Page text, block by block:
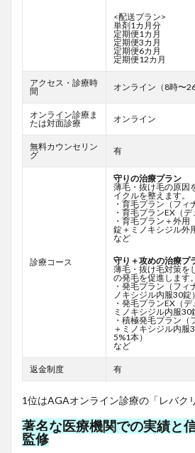
<配送プラン>
単剤1カ月分
定期便1カ月
定期便3カ月
定期便6カ月
定期便12カ月
アクセス・診療時
間
オンライン（8時〜
オンライン診療ま
たは対面診療
オンライン
無料カウンセリン
グ
有
診療コース
守りの治療プラン
薄毛・抜け毛の原因
イクルを整えます。
・育毛プラン（フィ
・育毛プランEX（
・育毛プラン＋外
錠＋ミノキシジル外
など
守り＋攻めの治療プ
薄毛・抜け毛対策を
の発毛を促進します。
・発毛プラン（フィ
ノキシジル内服30錠）
・発毛プランEX（
ミノキシジル内服30
・積極発毛プラン
＋ミノキシジル内服
5%1本）
など
返金制度 有
1位はAGAオンライン診療の「レバク
著名な医療機関での実績と
監修